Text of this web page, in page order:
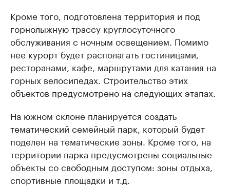
Кроме того, подготовлена территория и под
горнолыжную трассу круглосуточного
обслуживания с ночным освещением. Помимо
нее курорт будет располагать гостиницами,
ресторанами, кафе, маршрутами для катания на
горных велосипедах. Строительство этих
объектов предусмотрено на следующих этапах.
На южном склоне планируется создать
тематический семейный парк, который будет
поделен на тематические зоны. Кроме того, на
территории парка предусмотрены социальные
объекты со свободным доступом: зоны отдыха,
спортивные площадки и т.д.